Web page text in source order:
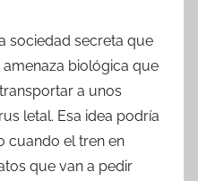
sociedad secreta que
biológica que
a unos
letal. Esa idea podría
cuando el tren en
que van a pedir